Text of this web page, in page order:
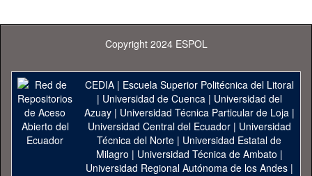
Copyright 2024 ESPOL
CEDIA| Escuela Superior Politécnica del Litoral
| Universidad de Cuenca| Universidad del
Azuay| Universidad Técnica Particular de Loja|
Universidad Central del Ecuador| Universidad
Técnica del Norte | Universidad Estatal de
Milagro | Universidad Técnica de Ambato |
Universidad Regional Autónoma de los Andes|